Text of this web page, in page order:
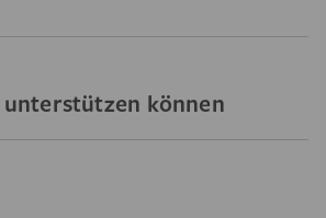
unterstützen können